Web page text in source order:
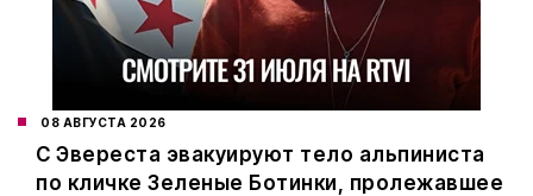
08 АВГУСТА 2026
С Эвереста эвакуируют тело альпиниста
по кличке Зеленые Ботинки, пролежавшее